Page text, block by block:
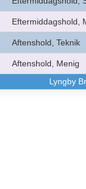
Eftermiddagshold,
Aftenshold, Teknik
Aftenshold, Menig
Lyngby